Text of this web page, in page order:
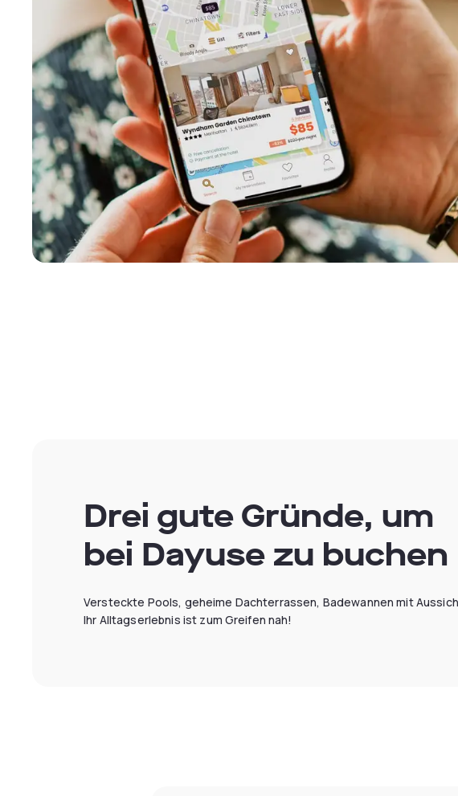
Drei gute Gründe, um
bei Dayuse zu buchen
Versteckte Pools, geheime Dachterrassen, Badewannen mit
Ihr Alltagserlebnis ist zum Greifen nah!